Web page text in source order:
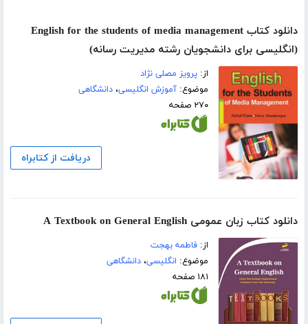
دانلود کتاب English for the students of media management
(انگلیسی برای دانشجویان رشته مدیریت رسانه)
از:پرویز مصلی نژاد
موضوع:آموزش انگلیسی،دانشگاهی
۲۷۰ صفحه
دریافت از کتابراه
دانلود کتاب زبان عمومی A Textbook on General English
از:فاطمه بهجت
موضوع: انگلیسی،دانشگاهی
۱۸۱ صفحه